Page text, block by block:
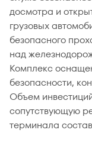
досмотра и
грузовых
безопасного
над
Комплекс
безопасности,
Объем
сопутствующую
терминала